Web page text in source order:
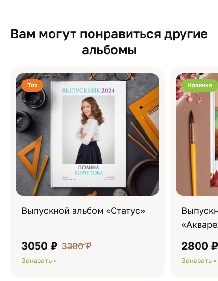
Вам могут понравиться другие
альбомы
Топ
Выпускной альбом «Статус»
3050 ₽ 3300 ₽
Заказать
Новинка
2800
Заказать